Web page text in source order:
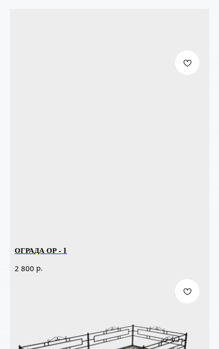
ОГРАДА ОР - 1
2 800 р.